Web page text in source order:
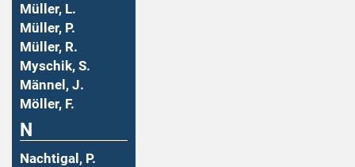
Müller, L.
Müller, P.
Müller, R.
Myschik, S.
Männel, J.
Möller, F.
N
Nachtigal, P.